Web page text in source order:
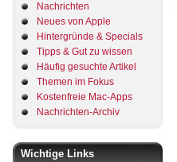
Nachrichten
Neues von Apple
Hintergründe & Specials
Tipps & Gut zu wissen
Häufig gesuchte Artikel
Themen im Fokus
Kostenfreie Mac-Apps
Nachrichten-Archiv
Wichtige Links